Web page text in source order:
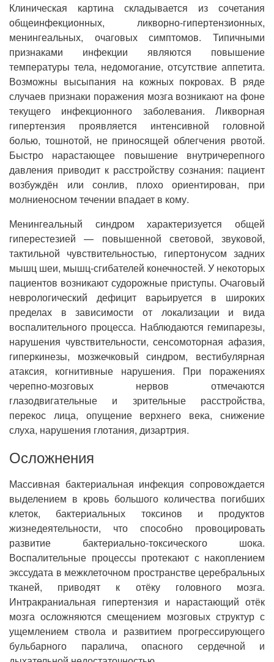
Клиническая картина складывается из сочетания
общеинфекционных, ликворно-гипертензионных,
менингеальных, очаговых симптомов. Типичными
признаками инфекции являются повышение
температуры тела, недомогание, отсутствие аппетита.
Возможны высыпания на кожных покровах. В ряде
случаев признаки поражения мозга возникают на фоне
текущего инфекционного заболевания. Ликворная
гипертензия проявляется интенсивной головной
болью, тошнотой, не приносящей облегчения рвотой.
Быстро нарастающее повышение внутричерепного
давления приводит к расстройству сознания: пациент
возбуждён или сонлив, плохо ориентирован, при
молниеносном течении впадает в кому.
Менингеальный синдром характеризуется общей
гиперестезией — повышенной световой, звуковой,
тактильной чувствительностью, гипертонусом задних
мышц шеи, мышц-сгибателей конечностей. У некоторых
пациентов возникают судорожные приступы. Очаговый
неврологический дефицит варьируется в широких
пределах в зависимости от локализации и вида
воспалительного процесса. Наблюдаются гемипарезы,
нарушения чувствительности, сенсомоторная афазия,
гиперкинезы, мозжечковый синдром, вестибулярная
атаксия, когнитивные нарушения. При поражениях
черепно-мозговых нервов отмечаются
глазодвигательные и зрительные расстройства,
перекос лица, опущение верхнего века, снижение
слуха, нарушения глотания, дизартрия.
Осложнения
Массивная бактериальная инфекция сопровождается
выделением в кровь большого количества погибших
клеток, бактериальных токсинов и продуктов
жизнедеятельности, что способно провоцировать
развитие бактериально-токсического шока.
Воспалительные процессы протекают с накоплением
экссудата в межклеточном пространстве церебральных
тканей, приводят к отёку головного мозга.
Интракраниальная гипертензия и нарастающий отёк
мозга осложняются смещением мозговых структур с
ущемлением ствола и развитием прогрессирующего
бульбарного паралича, опасного сердечной и